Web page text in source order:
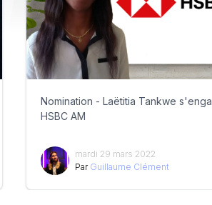
Nomination - Laëtitia Tankwe
HSBC AM
mardi 29 mars 2022
Par Guillaume Clément